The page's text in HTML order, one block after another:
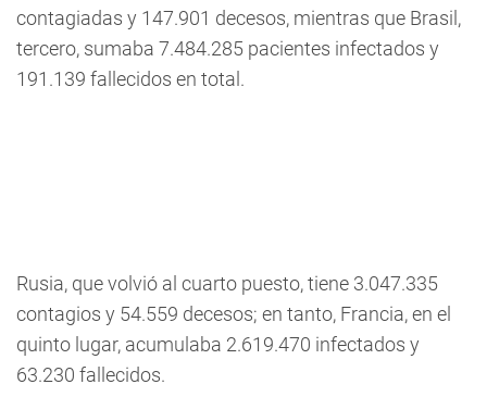
contagiadas y 147.901 decesos, mientras que Brasil,
tercero, sumaba 7.484.285 pacientes infectados y
191.139 fallecidos en total.
Rusia, que volvió al cuarto puesto, tiene 3.047.335
contagios y 54.559 decesos; en tanto, Francia, en el
quinto lugar, acumulaba 2.619.470 infectados y
63.230 fallecidos.